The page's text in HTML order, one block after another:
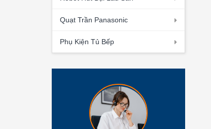
Quạt Trần Panasonic
Phụ Kiện Tủ Bếp